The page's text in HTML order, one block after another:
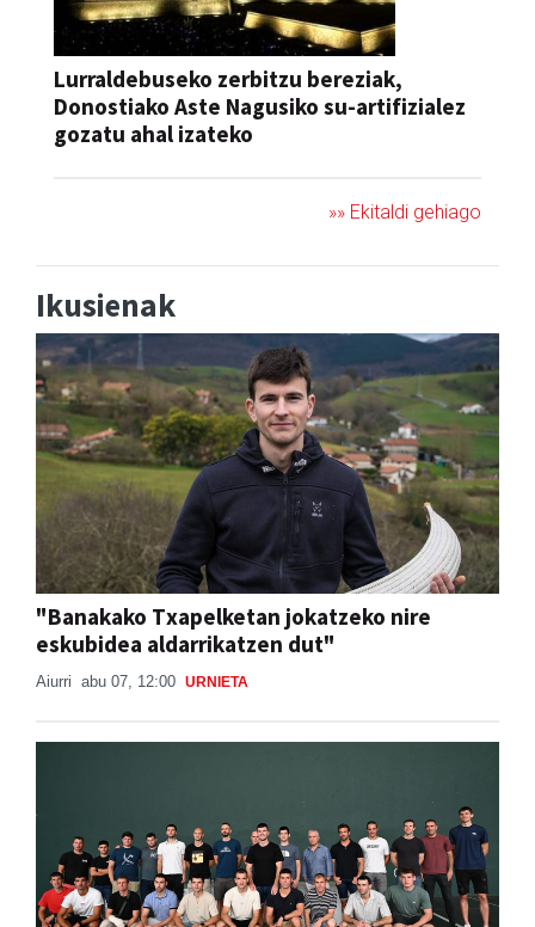
Lurraldebuseko zerbitzu bereziak,
Donostiako Aste Nagusiko su-artifizialez
gozatu ahal izateko
»» Ekitaldi gehiago
Ikusienak
"Banakako Txapelketan jokatzeko nire
eskubidea aldarrikatzen dut"
Aiurri abu 07, 12:00 URNIETA